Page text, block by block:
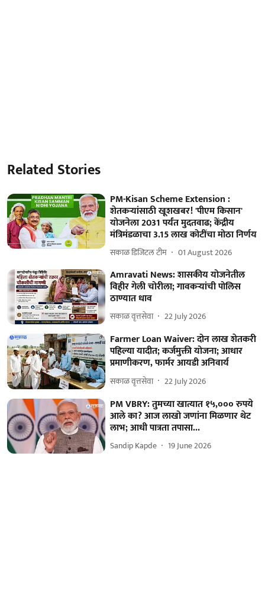
Related Stories
PM-Kisan Scheme Extension :
शेतकऱ्यांसाठी खूशखबर! 'पीएम किसान'
योजनेला 2031 पर्यंत मुदतवाढ; केंद्रीय
मंत्रिमंडळाचा 3.15 लाख कोटींचा मोठा निर्णय
सकाळ डिजिटल टीम 01 August 2026
Amravati News: शासकीय योजनेतील
विहीर गेली चोरीला; गावकऱ्यांची पोलिस
ठाण्यात धाव
सकाळ वृत्तसेवा 22 July 2026
Farmer Loan Waiver: दोन लाख शेतकरी
पहिल्या यादीत; कर्जमुक्ती योजना; आधार
प्रमाणीकरण, फार्मर आयडी अनिवार्य
सकाळ वृत्तसेवा 22 July 2026
PM VBRY: तुमच्या खात्यात १५,००० रुपये
आले का? आज लाखो जणांना मिळणार थेट
लाभ; आधी पात्रता तपासा...
Sandip Kapde 19 June 2026